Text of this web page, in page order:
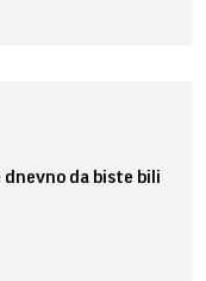
da biste bili